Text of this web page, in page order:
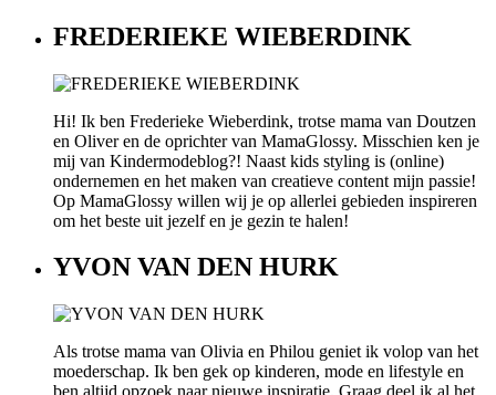
FREDERIEKE WIEBERDINK
Hi! Ik ben Frederieke Wieberdink, trotse mama van Doutzen
en Oliver en de oprichter van MamaGlossy. Misschien ken je
mij van Kindermodeblog?! Naast kids styling is (online)
ondernemen en het maken van creatieve content mijn passie!
Op MamaGlossy willen wij je op allerlei gebieden inspireren
om het beste uit jezelf en je gezin te halen!
YVON VAN DEN HURK
Als trotse mama van Olivia en Philou geniet ik volop van het
moederschap. Ik ben gek op kinderen, mode en lifestyle en